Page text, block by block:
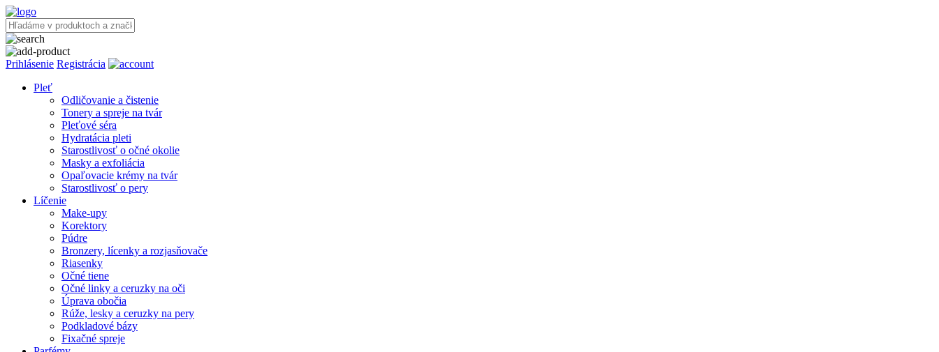
Prihlásenie Registrácia
Pleť
Odličovanie a čistenie
Tonery a spreje na tvár
Pleťové séra
Hydratácia pleti
Starostlivosť o očné okolie
Masky a exfoliácia
Opaľovacie krémy na tvár
Starostlivosť o pery
Líčenie
Make-upy
Korektory
Púdre
Bronzery, lícenky a rozjasňovače
Riasenky
Očné tiene
Očné linky a ceruzky na oči
Úprava obočia
Rúže, lesky a ceruzky na pery
Podkladové bázy
Fixačné spreje